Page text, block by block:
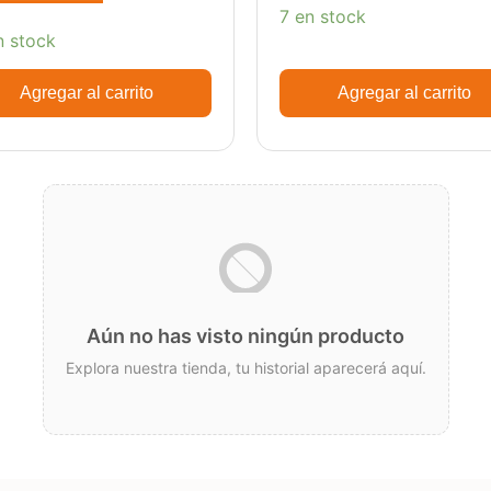
stock
Agregar al carrito
7 en stock
Agregar al carrito
Aún no has visto ningún producto
Explora nuestra tienda, tu historial aparecerá aquí.